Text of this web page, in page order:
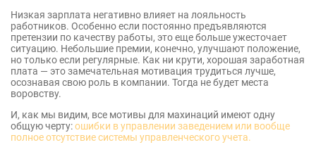
Низкая зарплата негативно влияет на лояльность
работников. Особенно если постоянно предъявляются
претензии по качеству работы, это еще больше ужесточает
ситуацию. Небольшие премии, конечно, улучшают положение,
но только если регулярные. Как ни крути, хорошая заработная
плата — это замечательная мотивация трудиться лучше,
осознавая свою роль в компании. Тогда не будет места
воровству.
И, как мы видим, все мотивы для махинаций имеют одну
общую черту:ошибки в управлении заведением или вообще
полное отсутствие системы управленческого учета.